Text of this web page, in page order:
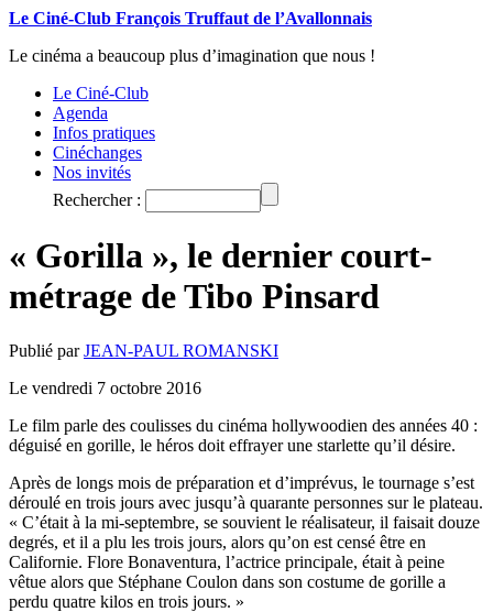
Le Ciné-Club François Truffaut de l’Avallonnais
Le cinéma a beaucoup plus d’imagination que nous !
Le Ciné-Club
Agenda
Infos pratiques
Cinéchanges
Nos invités
Rechercher :
« Gorilla », le dernier court-
métrage de Tibo Pinsard
Publié parJEAN-PAUL ROMANSKI
Le vendredi 7 octobre 2016
Le film parle des coulisses du cinéma hollywoodien des années 40 :
déguisé en gorille, le héros doit effrayer une starlette qu’il désire.
Après de longs mois de préparation et d’imprévus, le tournage s’est
déroulé en trois jours avec jusqu’à quarante personnes sur le plateau.
« C’était à la mi-septembre, se souvient le réalisateur, il faisait douze
degrés, et il a plu les trois jours, alors qu’on est censé être en
Californie. Flore Bonaventura, l’actrice principale, était à peine
vêtue alors que Stéphane Coulon dans son costume de gorille a
perdu quatre kilos en trois jours. »